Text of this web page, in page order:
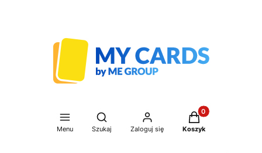
Menu
Otwórz wyszukiwarkę
Szukaj Zaloguj się
Produkty w
Koszyk